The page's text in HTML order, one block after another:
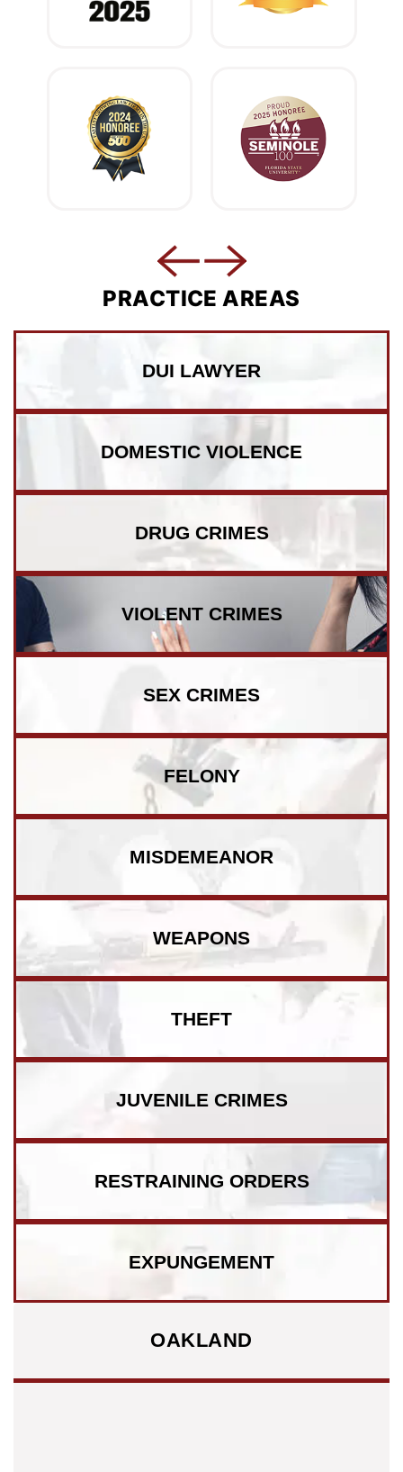
PRACTICE AREAS
DUI LAWYER
DOMESTIC VIOLENCE
DRUG CRIMES
VIOLENT CRIMES
SEX CRIMES
FELONY
MISDEMEANOR
WEAPONS
THEFT
JUVENILE CRIMES
RESTRAINING ORDERS
EXPUNGEMENT
OAKLAND